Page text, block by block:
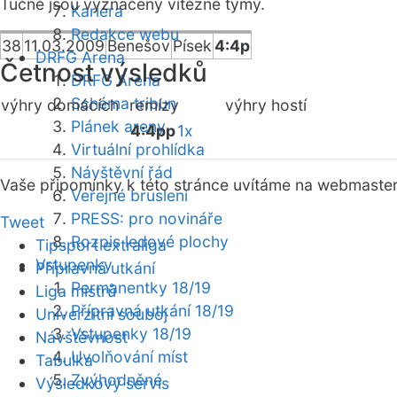
Kariéra
Redakce webu
DRFG Arena
DRFG Arena
Schéma tribun
Plánek areny
Virtuální prohlídka
Návštěvní řád
Veřejné bruslení
PRESS: pro novináře
Rozpis ledové plochy
Vstupenky
Permanentky 18/19
Přípravná utkání 18/19
Vstupenky 18/19
Uvolňování míst
Zvýhodněné
Tučně jsou vyznačeny vítězné týmy.
38 11.03.2009BenešovPísek4:4p
Četnost výsledků
výhry domácíchremízy výhry hostí
4:4pp1x
Vaše připomínky k této stránce uvítáme na webmaster
Tweet
Tipsport extraliga
Přípravná utkání
Liga mistrů
Univerzitní souboj
Návštěvnost
Tabulka
Výsledkový servis